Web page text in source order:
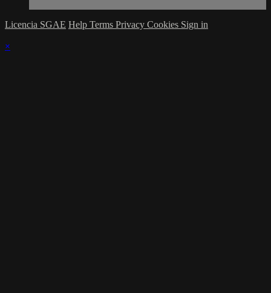
Licencia SGAE Help Terms Privacy Cookies Sign in
×